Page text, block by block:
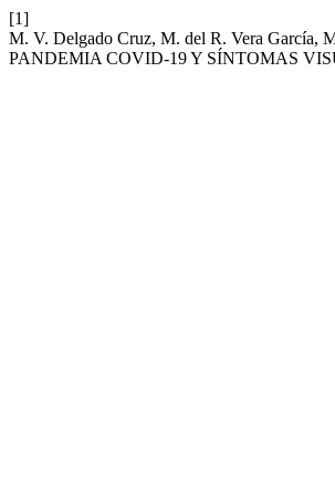
[1]
M. V. Delgado Cruz, M. del R. Vera
PANDEMIA COVID-19 Y SÍNTOMAS